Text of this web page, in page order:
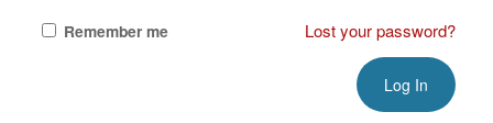
Remember me Lost your password?